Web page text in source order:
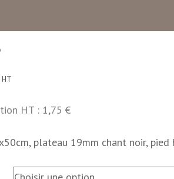
HT
HT : 1,75 €
plateau 19mm chant noir, pied